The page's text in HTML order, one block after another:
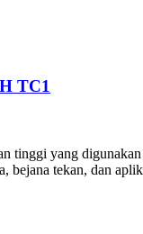
TC1
yang
bejana tekan, dan